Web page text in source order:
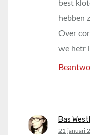
best
hebben
Over
we hetr
Bas
says:
21 januari